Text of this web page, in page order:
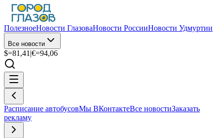
ПолезноеНовости ГлазоваНовости РоссииНовости Удмуртии
Все новости
$=81,41 |€=94,06
Расписание автобусовМы ВКонтактеВсе новостиЗаказать
рекламу